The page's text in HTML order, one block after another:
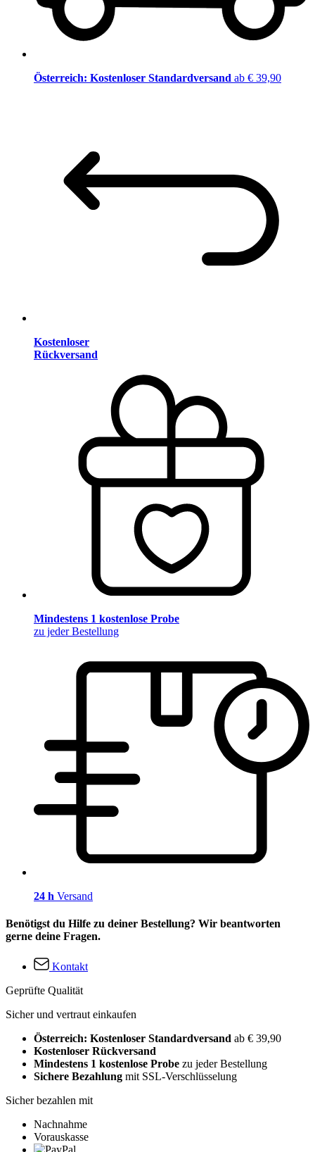
Österreich: Kostenloser Standardversand ab € 39,90
Kostenloser
Rückversand
Mindestens 1 kostenlose Probe
zu jeder Bestellung
24 h Versand
Benötigst du Hilfe zu deiner Bestellung? Wir beantworten
gerne deine Fragen.
Kontakt
Geprüfte Qualität
Sicher und vertraut einkaufen
Österreich: Kostenloser Standardversand ab € 39,90
Kostenloser Rückversand
Mindestens 1 kostenlose Probe zu jeder Bestellung
Sichere Bezahlung mit SSL-Verschlüsselung
Sicher bezahlen mit
Nachnahme
Vorauskasse